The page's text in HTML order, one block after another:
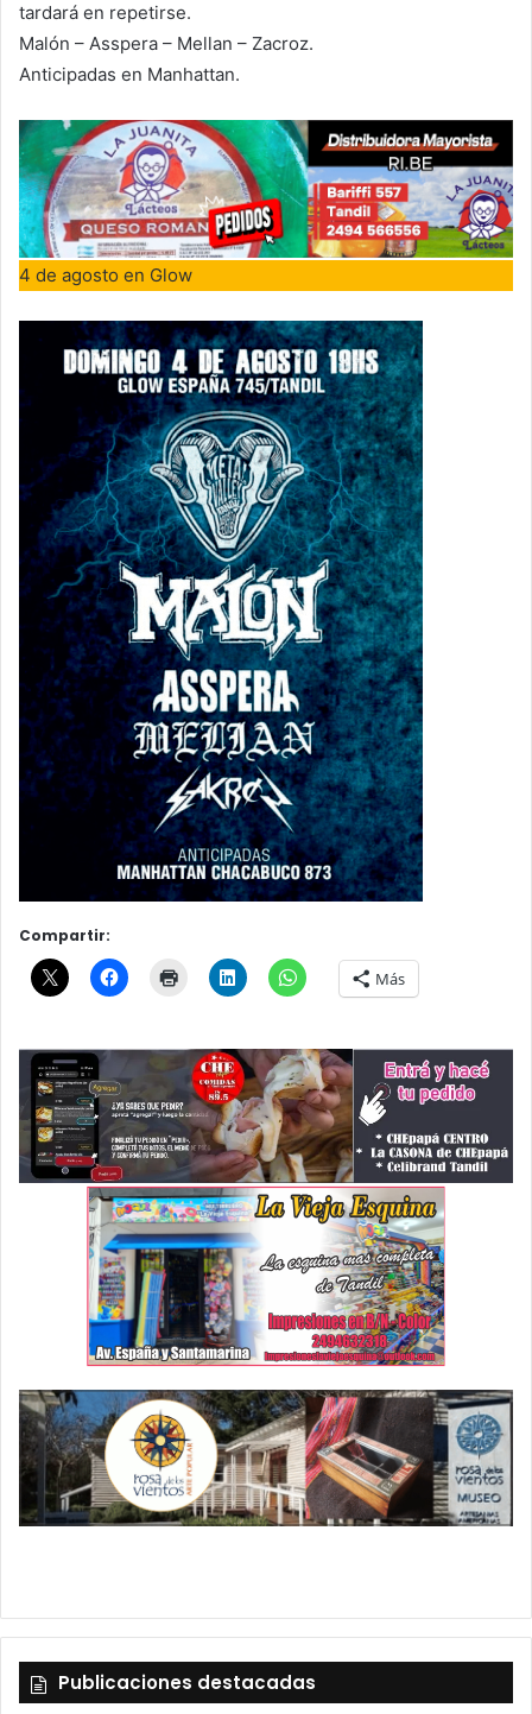
tardará en repetirse.
Malón – Asspera – Mellan – Zacroz.
Anticipadas en Manhattan.
4 de agosto en Glow
Compartir:
Más
Publicaciones destacadas